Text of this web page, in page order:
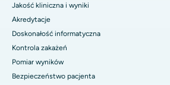
Jakość kliniczna i wyniki
Akredytacje
Doskonałość informatyczna
Kontrola zakażeń
Pomiar wyników
Bezpieczeństwo pacjenta